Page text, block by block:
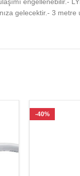
gelecektir.- 3
-40%